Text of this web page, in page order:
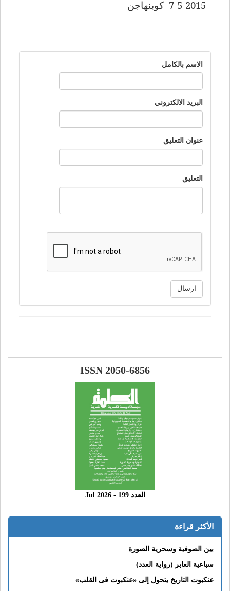
7-5-2015 كوبنهاجن
الاسم بالكامل
البريد الالكتروني
عنوان التعليق
التعليق
ارسال
ISSN 2050-6856
العدد 199 - 2026 Jul
الأكثر قراءة
بين الصوفية وسحرية الصورة
سباعية العابر (رواية العدد)
عنكبوت التاريخ يتحول إلى «عنكبوت فى القلب»